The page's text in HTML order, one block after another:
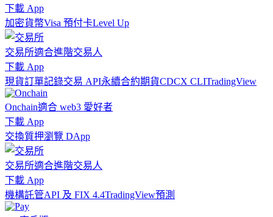
下載 App
加密貨幣Visa 預付卡Level Up
交易所適合進階交易人
下載 App
現貨訂單記錄交易 API永續合約期貨CDCX CLITradingView
Onchain適合 web3 愛好者
下載 App
交換質押瀏覽 DApp
交易所適合進階交易人
下載 App
機構託管API 及 FIX 4.4TradingView預測